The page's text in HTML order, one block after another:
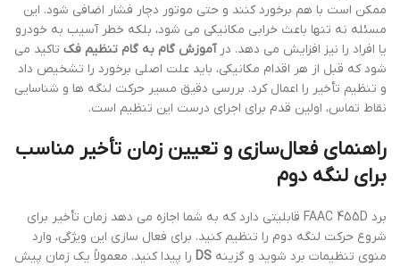
ممکن است با هم برخورد کنند و حتی موتور دچار فشار اضافی شود. این
مسئله نه تنها باعث خرابی مکانیکی می شود، بلکه خطر آسیب به خودرو
یا افراد را نیز افزایش می دهد. درآموزش گام به گام تنظیم فک تاکید می
شود که قبل از هر اقدام مکانیکی، باید علت اصلی برخورد را تشخیص داد
و تنظیم تأخیر را اعمال کرد. بررسی دقیق مسیر حرکت لنگه ها و شناسایی
نقاط تماس، اولین قدم برای اجرای درست این تنظیم است.
راهنمای فعال‌سازی و تعیین زمان تأخیر مناسب
برای لنگه دوم
برد FAAC 455D قابلیتی دارد که به شما اجازه می دهد زمان تأخیر برای
شروع حرکت لنگه دوم را تنظیم کنید. برای فعال سازی این ویژگی، وارد
منوی تنظیمات برد شوید و گزینه DS را پیدا کنید. معمولاً یک زمان پیش